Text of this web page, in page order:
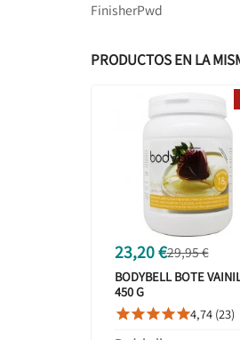
FinisherPwd
PRODUCTOS EN LA
23,20 €29,95 €
BODYBELL BOTE
450 G
4,74 (23)